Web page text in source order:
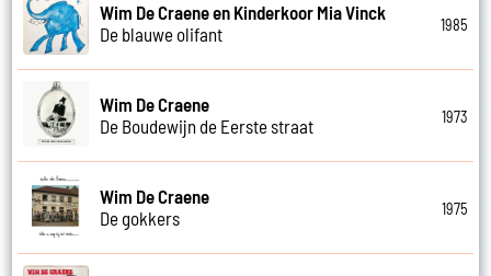
Wim De Craene en Kinderkoor Mia Vinck
De blauwe olifant
1985
Wim De Craene
De Boudewijn de Eerste straat
1973
Wim De Craene
De gokkers
1975